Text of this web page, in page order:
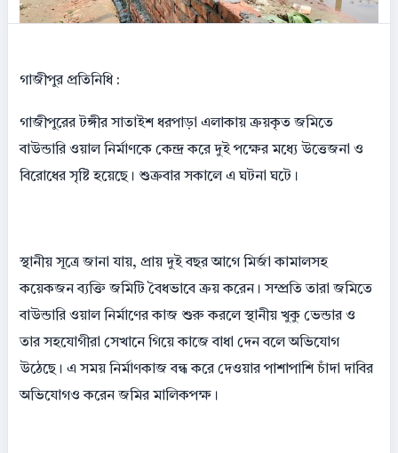
গাজীপুর প্রতিনিধি :
গাজীপুরের টঙ্গীর সাতাইশ ধরপাড়া এলাকায় ক্রয়কৃত জমিতে
বাউন্ডারি ওয়াল নির্মাণকে কেন্দ্র করে দুই পক্ষের মধ্যে উত্তেজনা ও
বিরোধের সৃষ্টি হয়েছে। শুক্রবার সকালে এ ঘটনা ঘটে।
স্থানীয় সূত্রে জানা যায়, প্রায় দুই বছর আগে মির্জা কামালসহ
কয়েকজন ব্যক্তি জমিটি বৈধভাবে ক্রয় করেন। সম্প্রতি তারা জমিতে
বাউন্ডারি ওয়াল নির্মাণের কাজ শুরু করলে স্থানীয় খুকু ভেন্ডার ও
তার সহযোগীরা সেখানে গিয়ে কাজে বাধা দেন বলে অভিযোগ
উঠেছে। এ সময় নির্মাণকাজ বন্ধ করে দেওয়ার পাশাপাশি চাঁদা দাবির
অভিযোগও করেন জমির মালিকপক্ষ।